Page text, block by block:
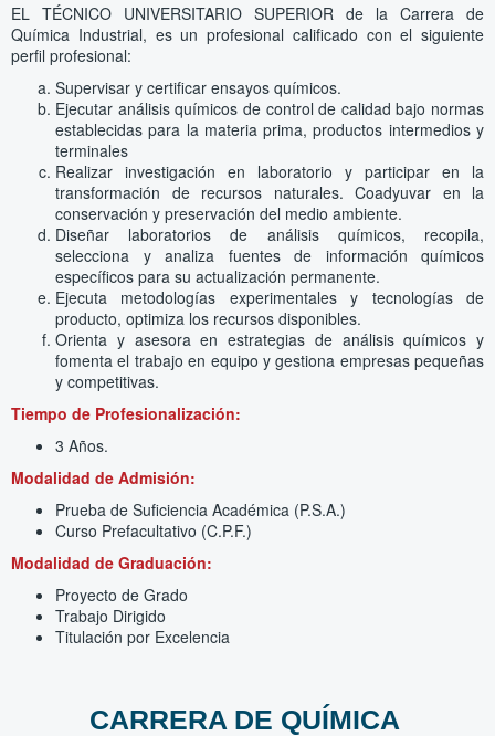
EL TÉCNICO UNIVERSITARIO SUPERIOR de la Carrera de
Química Industrial, es un profesional calificado con el siguiente
perfil profesional:
Supervisar y certificar ensayos químicos.
Ejecutar análisis químicos de control de calidad bajo normas
establecidas para la materia prima, productos intermedios y
terminales
Realizar investigación en laboratorio y participar en la
transformación de recursos naturales. Coadyuvar en la
conservación y preservación del medio ambiente.
Diseñar laboratorios de análisis químicos, recopila,
selecciona y analiza fuentes de información químicos
específicos para su actualización permanente.
Ejecuta metodologías experimentales y tecnologías de
producto, optimiza los recursos disponibles.
Orienta y asesora en estrategias de análisis químicos y
fomenta el trabajo en equipo y gestiona empresas pequeñas
y competitivas.
Tiempo de Profesionalización:
3 Años.
Modalidad de Admisión:
Prueba de Suficiencia Académica (P.S.A.)
Curso Prefacultativo (C.P.F.)
Modalidad de Graduación:
Proyecto de Grado
Trabajo Dirigido
Titulación por Excelencia
CARRERA DE QUÍMICA